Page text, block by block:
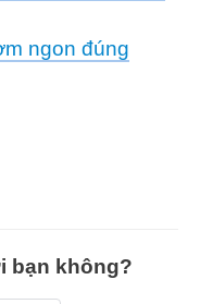
ngon đúng
bạn không?